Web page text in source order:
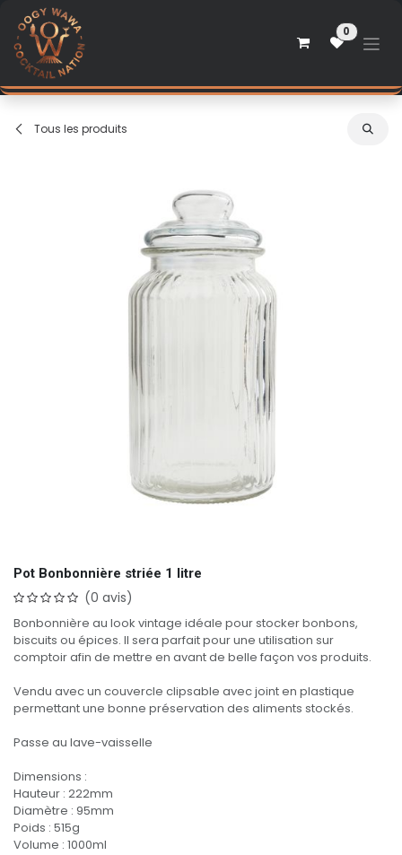
Se rendre au contenu
0
Tous les produits
Pot Bonbonnière striée 1 litre
(0 avis)
Bonbonnière au look vintage idéale pour stocker bonbons,
biscuits ou épices. Il sera parfait pour une utilisation sur
comptoir afin de mettre en avant de belle façon vos produits.
Vendu avec un couvercle clipsable avec joint en plastique
permettant une bonne préservation des aliments stockés.
Passe au lave-vaisselle
Dimensions :
Hauteur : 222mm
Diamètre : 95mm
Poids : 515g
Volume : 1000ml